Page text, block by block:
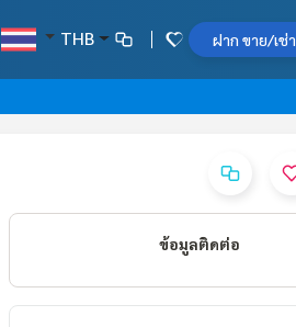
THB ฝาก ขาย/เช่า
ข้อมูลติดต่อ